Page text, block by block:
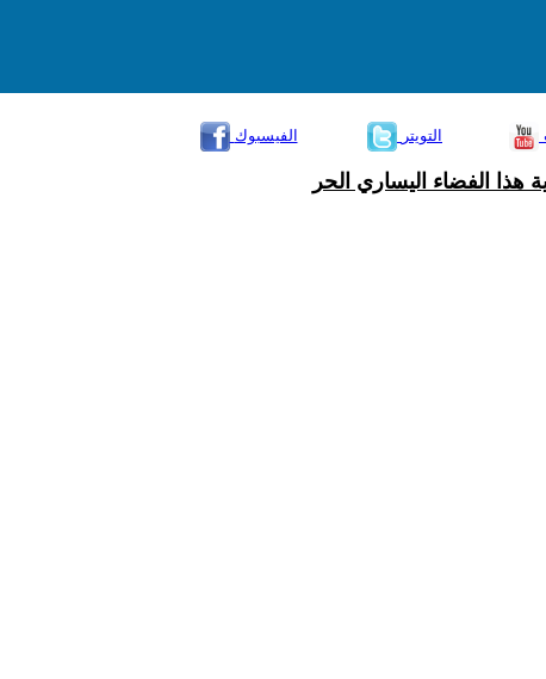
الفيسبوك
التويتر
هذا الفضاء اليساري الحر